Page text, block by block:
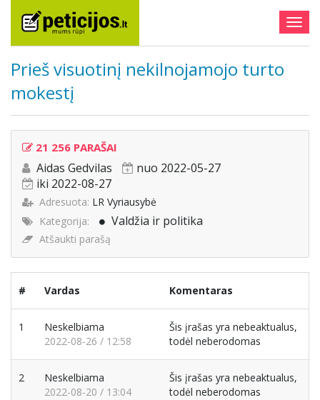
Prieš visuotinį nekilnojamojo turto
mokestį
21 256 PARAŠAI
Aidas Gedvilas
nuo 2022-05-27
iki 2022-08-27
Adresuota: LR Vyriausybė
Kategorija:
Valdžia ir politika
Atšaukti parašą
# Vardas Komentaras
1
Neskelbiama
2022-08-26 / 12:58
Šis įrašas yra nebeaktualus,
todėl neberodomas
2
Neskelbiama
2022-08-20 / 13:04
Šis įrašas yra nebeaktualus,
todėl neberodomas